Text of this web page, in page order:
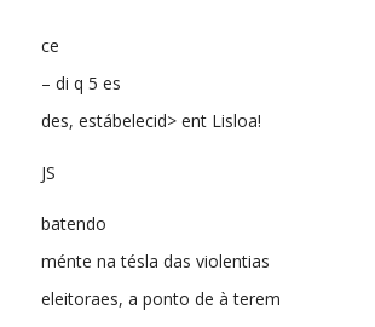
ce
– di q 5 es
des, estábelecid> ent Lisloa!
JS
batendo
ménte na tésla das violentias
eleitoraes, a ponto de à terem